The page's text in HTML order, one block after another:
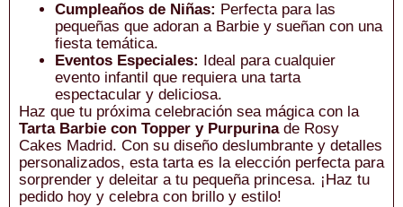
Cumpleaños de Niñas: Perfecta para las
pequeñas que adoran a Barbie y sueñan con una
fiesta temática.
Eventos Especiales:
Ideal para cualquier
evento infantil que requiera una tarta
espectacular y deliciosa.
Haz que tu próxima celebración sea mágica con la
Tarta Barbie con Topper y Purpurinade Rosy
Cakes Madrid. Con su diseño deslumbrante y detalles
personalizados, esta tarta es la elección perfecta para
sorprender y deleitar a tu pequeña princesa. ¡Haz tu
pedido hoy y celebra con brillo y estilo!